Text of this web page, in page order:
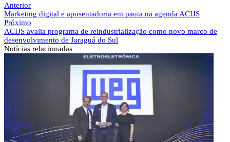
Anterior
Marketing digital e aposentadoria em pauta na agenda ACIJS
Próximo
ACIJS avalia programa de reindustrialização como novo marco de
desenvolvimento de Jaraguá do Sul
Notícias relacionadas